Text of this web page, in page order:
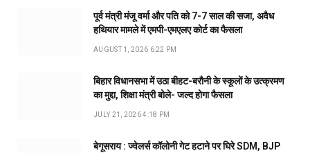
पूर्व मंत्री मंजू वर्मा और पति को 7-7 साल की सजा, अवैध
हथियार मामले में एमपी-एमएलए कोर्ट का फैसला
AUGUST 1, 2026 6:22 PM
बिहार विधानसभा में उठा बीहट-बरौनी के स्कूलों के उत्क्रमण
का मुद्दा, शिक्षा मंत्री बोले- जल्द होगा फैसला
JULY 21, 2026 4:18 PM
बेगूसराय : ज्वेलर्स कॉलोनी गेट हटाने पर घिरे SDM, BJP